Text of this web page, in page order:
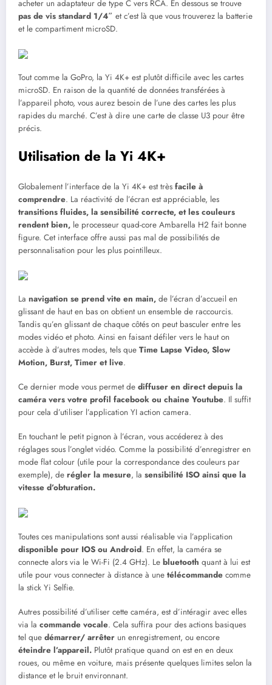
acheter un adaptateur de type C vers RCA. En dessous se trouve
pas de vis standard 1/4″ et c’est là que vous trouverez la batterie
et le compartiment microSD.
Tout comme la GoPro, la Yi 4K+ est plutôt difficile avec les cartes
microSD. En raison de la quantité de données transférées à
l’appareil photo, vous aurez besoin de l’une des cartes les plus
rapides du marché. C’est à dire une carte de classe U3 pour être
précis.
Utilisation de la Yi 4K+
Globalement l’interface de la Yi 4K+ est très facile à
comprendre. La réactivité de l’écran est appréciable, les
transitions fluides, la sensibilité correcte, et les couleurs
rendent bien, le processeur quad-core Ambarella H2 fait bonne
figure. Cet interface offre aussi pas mal de possibilités de
personnalisation pour les plus pointilleux.
La navigation se prend vite en main, de l’écran d’accueil en
glissant de haut en bas on obtient un ensemble de raccourcis.
Tandis qu’en glissant de chaque côtés on peut basculer entre les
modes vidéo et photo. Ainsi en faisant défiler vers le haut on
accède à d’autres modes, tels que Time Lapse Video, Slow
Motion, Burst, Timer et live.
Ce dernier mode vous permet de diffuser en direct depuis la
caméra vers votre profil facebook ou chaine Youtube. Il suffit
pour cela d’utiliser l’application YI action camera.
En touchant le petit pignon à l’écran, vous accéderez à des
réglages sous l’onglet vidéo. Comme la possibilité d’enregistrer en
mode flat colour (utile pour la correspondance des couleurs par
exemple), de régler la mesure, la sensibilité ISO ainsi que la
vitesse d’obturation.
Toutes ces manipulations sont aussi réalisable via l’application
disponible pour IOS ou Android. En effet, la caméra se
connecte alors via le Wi-Fi (2.4 GHz). Le bluetooth quant à lui est
utile pour vous connecter à distance à une télécommande comme
la stick Yi Selfie.
Autres possibilité d’utiliser cette caméra, est d’intéragir avec elles
via la commande vocale. Cela suffira pour des actions basiques
tel que démarrer/ arrêter un enregistrement, ou encore
éteindre l’appareil. Plutôt pratique quand on est en en deux
roues, ou même en voiture, mais présente quelques limites selon la
distance et le bruit environnant.